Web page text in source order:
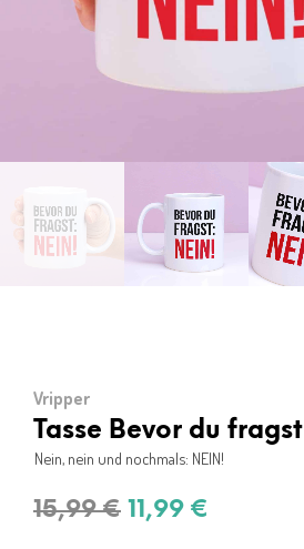
Vripper
Tasse Bevor du fragst
Nein, nein und nochmals: NEIN!
15,99€ Ursprünglicher
11,99 €